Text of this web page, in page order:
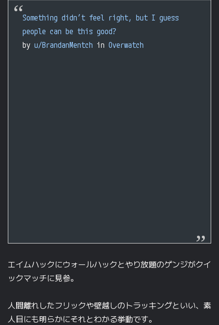
Something didn’t feel right, but I guess
people can be this good?
by u/BrandanMentch in Overwatch
エイムハックにウォールハックとやり放題のゲンジがクイ
ックマッチに見参。
人間離れしたフリックや壁越しのトラッキングといい、素
人目にも明らかにそれとわかる挙動です。